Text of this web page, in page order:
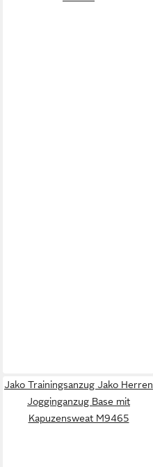
Jako Trainingsanzug Jako Herren
Jogginganzug Base mit
Kapuzensweat M9465